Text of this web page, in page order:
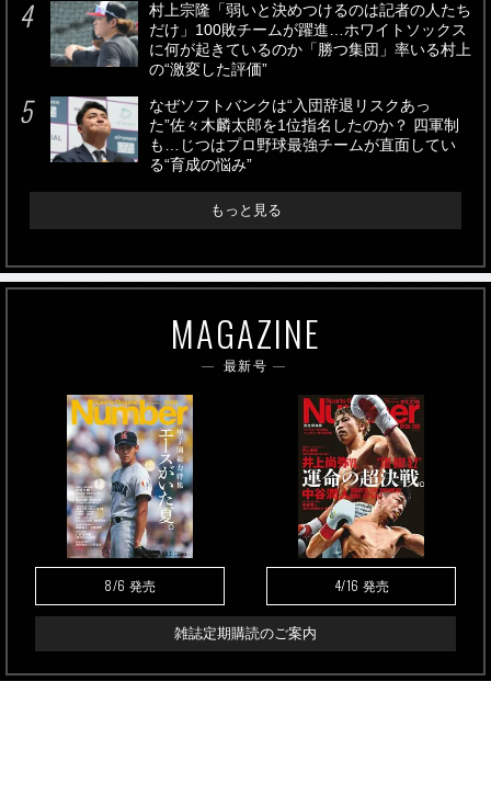
村上宗隆「弱いと決めつけるのは記者の人たち
だけ」100敗チームが躍進…ホワイトソックス
に何が起きているのか「勝つ集団」率いる村上
の“激変した評価”
なぜソフトバンクは“入団辞退リスクあっ
た”佐々木麟太郎を1位指名したのか？ 四軍制
も…じつはプロ野球最強チームが直面してい
る“育成の悩み”
もっと見る
MAGAZINE
最新号
8/6 発売 4/16 発売
雑誌定期購読のご案内